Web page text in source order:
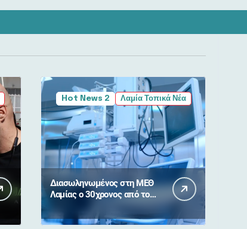
Hot News 2 Λαμία Τοπικά Νέα
Διασωληνωμένος στη ΜΕΘ
Λαμίας ο 30χρονος από το
τροχαίο στη Λαμίας –
Καρπενησίου